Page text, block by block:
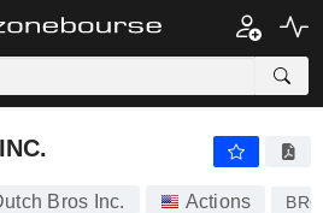
Bros Inc. Actions